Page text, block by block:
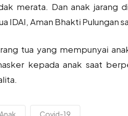
merata. Dan anak jarang
IDAI, Aman Bhakti Pulungan
tua yang mempunyai
kepada anak saat
Covid-19